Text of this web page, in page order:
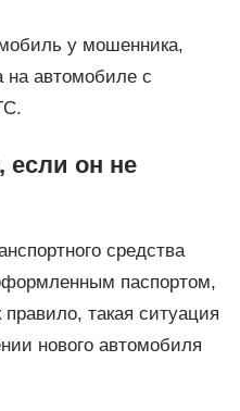
у мошенника,
на автомобиле с
если он не
средства
паспортом,
такая ситуация
нового автомобиля